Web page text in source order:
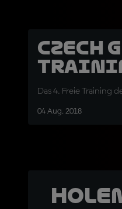
Czech
Das 4. Freie Training
04 Aug. 2018